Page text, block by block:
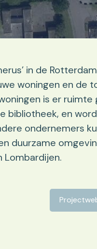
in de
woningen en de
is er ruimte
bibliotheek, en
ondernemers
duurzame